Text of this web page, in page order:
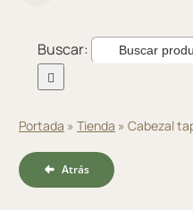
Buscar:
Portada » Tienda » Cabezal
Atrás